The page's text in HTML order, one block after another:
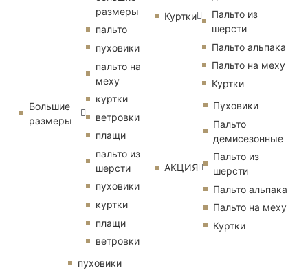
Большие
размеры
размеры
пальто
пуховики
пальто на
меху
куртки
ветровки
плащи
пальто из
шерсти
пуховики
куртки
плащи
ветровки
пуховики
Куртки
Пальто из
шерсти
Пальто альпака
Пальто на меху
Куртки
АКЦИЯ
Пуховики
Пальто
демисезонные
Пальто из
шерсти
Пальто альпака
Пальто на меху
Куртки